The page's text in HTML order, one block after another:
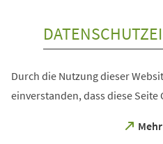
Durch die Nutzung dieser
einverstanden, dass diese Seite
(Öffnet